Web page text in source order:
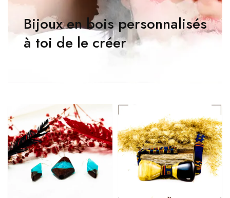
Bijoux en bois personnalisés
à toi de le créer